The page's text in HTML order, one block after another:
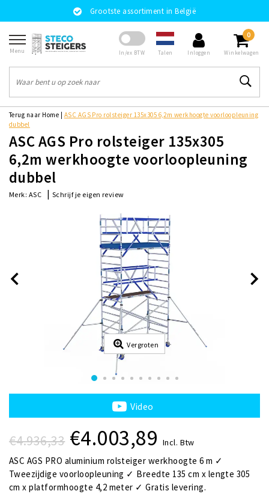
Grootste assortiment in België
Menu In/ex BTW Talen Inloggen
0
Winkelwagen
Terug naar Home
ASC AGS Pro rolsteiger 135x305 6,2m werkhoogte voorloopleuning
dubbel
ASC AGS Pro rolsteiger 135x305
6,2m werkhoogte voorloopleuning
dubbel
Merk: ASC | Schrijf je eigen review
Vergroten
Video
€4.936,33 €4.003,89 Incl. Btw
ASC AGS PRO aluminium rolsteiger werkhoogte 6 m ✓
Tweezijdige voorloopleuning ✓ Breedte 135 cm x lengte 305
cm x platformhoogte 4,2 meter ✓ Gratis levering.